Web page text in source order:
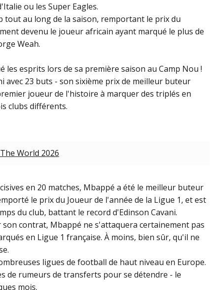
ou les Super Eagles.
tout au long de la saison, remportant le prix du
devenu le joueur africain ayant marqué le plus de
Weah.
les esprits lors de sa première saison au Camp Nou !
avec 23 buts - son sixième prix de meilleur buteur
joueur de l'histoire à marquer des triplés en
clubs différents.
World 2026
en 20 matches, Mbappé a été le meilleur buteur
le prix du Joueur de l'année de la Ligue 1, et est
du club, battant le record d'Edinson Cavani.
contrat, Mbappé ne s'attaquera certainement pas
en Ligue 1 française. À moins, bien sûr, qu'il ne
ligues de football de haut niveau en Europe.
de rumeurs de transferts pour se détendre - le
mois.